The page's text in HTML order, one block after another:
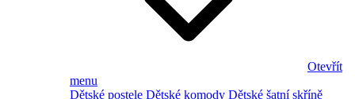
Otevřít
menu
Dětské postele Dětské komody Dětské šatní skříně